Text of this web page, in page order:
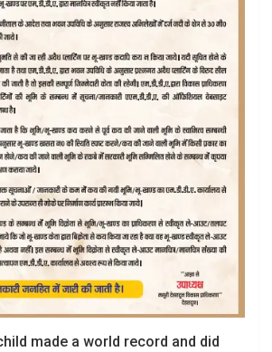
made a world record and did